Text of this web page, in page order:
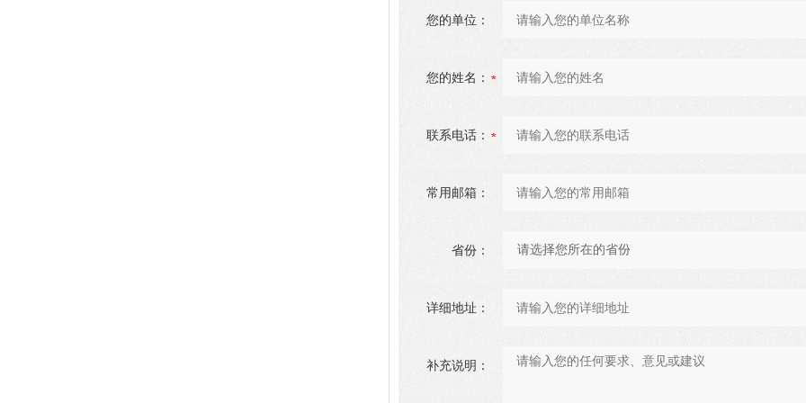
您的单位：
您的姓名：
联系电话：
常用邮箱：
省份：
详细地址：
补充说明：